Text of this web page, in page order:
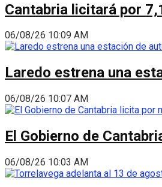
Cantabria licitará por
06/08/26 10:09 AM
Laredo estrena una
06/08/26 10:07 AM
El Gobierno de
06/08/26 10:03 AM